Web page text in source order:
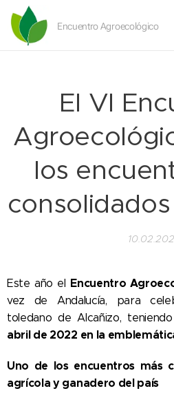
Encuentro Agroecológico
El VI
los
Este año el Encuentro
vez de Andalucía, para
toledano de Alcañizo,
abril de 2022 en la
Uno de los encuentros más
agrícola y ganadero del país